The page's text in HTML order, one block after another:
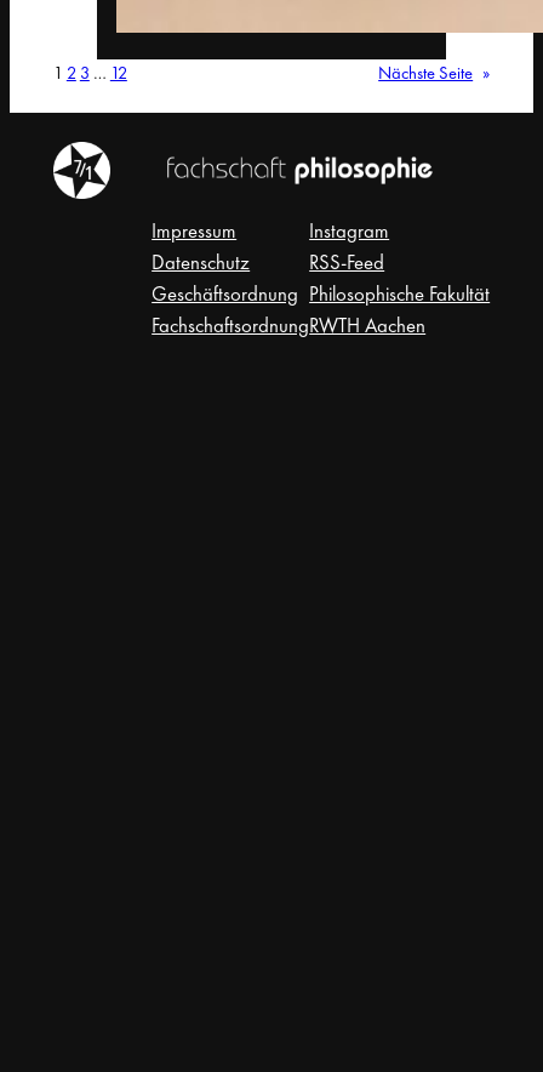
1 2 3 … 12 Nächste Seite »
Impressum
Datenschutz
Geschäftsordnung
Fachschaftsordnung
Instagram
RSS-Feed
Philosophische Fakultät
RWTH Aachen